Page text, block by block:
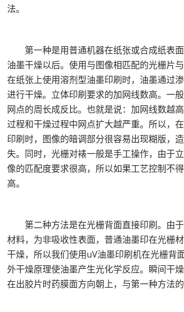
法。
第一种是用普通机器在纸张或合成纸表面
油墨干燥以后。使用与图像相匹配的光栅片与
在纸张上使用溶剂型油墨印刷时，油墨通过
进行干燥。立体印刷要求的加网线数高。一
网点的周长成反比。也就是说：加网线数越
过程和干燥过程中网点扩大越严重。所以，
印刷时，图像的暗调部分很容易出现糊版，
失。同时，光栅对裱一般是手工操作，由于
像的匹配度要求很高，所以如果工艺控制不
高。
第二种方法是在光栅背面直接印刷。由于
材料，为非吸收性表面，普通油墨印在光栅
干燥，所以我们使用uV油墨印刷机在光栅背
外干燥原理使油墨产生光化学反应。瞬间干
在出胶片时药膜面方向朝上，与第一种方法的